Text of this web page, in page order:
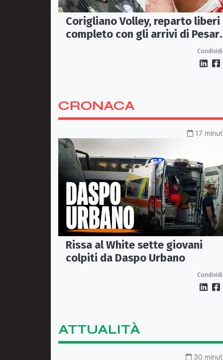
Corigliano Volley, reparto liberi
completo con gli arrivi di
CRONACA
17
Rissa al White sette giovani
colpiti da Daspo Urbano
ATTUALITÀ
30